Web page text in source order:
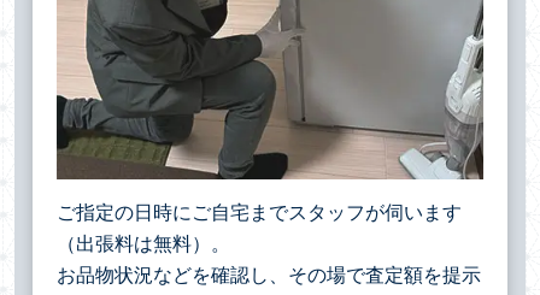
ご指定の日時にご自宅までスタッフが伺います
（出張料は無料）。
お品物状況などを確認し、その場で査定額を提示